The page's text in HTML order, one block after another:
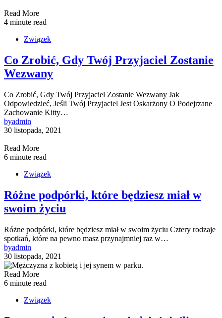
Read More
4 minute read
Związek
Co Zrobić, Gdy Twój Przyjaciel Zostanie
Wezwany
Co Zrobić, Gdy Twój Przyjaciel Zostanie Wezwany Jak
Odpowiedzieć, Jeśli Twój Przyjaciel Jest Oskarżony O Podejrzane
Zachowanie Kitty…
byadmin
30 listopada, 2021
Read More
6 minute read
Związek
Różne podpórki, które będziesz miał w
swoim życiu
Różne podpórki, które będziesz miał w swoim życiu Cztery rodzaje
spotkań, które na pewno masz przynajmniej raz w…
byadmin
30 listopada, 2021
Read More
6 minute read
Związek